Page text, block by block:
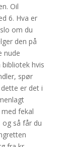
Oil
6. Hva er
om du
den på
nude
hvis
spør
er det i
fekal
og så får du